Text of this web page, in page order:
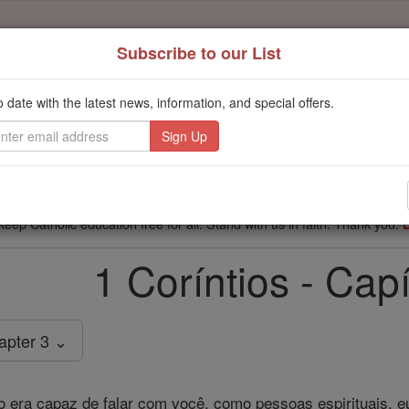
scroll past this
readers, Catholic Online wasde-platformed by Shopify for
Catholic Online School, Prayer Candles, and Catholic Online
. Our
this mission. But fewer than 2% of readers donate. If everyone gave
Catholic education free for all. Stand with us in faith. Thank you.
1 Coríntios -
3 ⌄
era capaz de falar com você, como pessoas espirituais,
Subscribe to our List
date with the latest news, information, and special offers.